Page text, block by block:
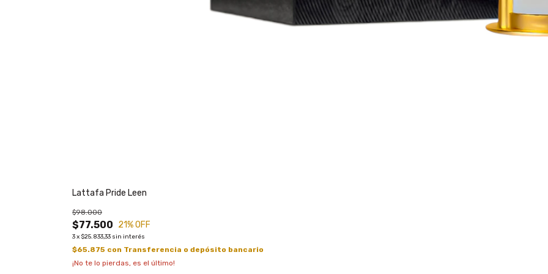
Lattafa Pride Leen
$77.500
$98.000
21% OFF
3x $25.833,33 sin interés
$65.875 con Transferencia o depósito bancario
¡No te lo pierdas, es el último!